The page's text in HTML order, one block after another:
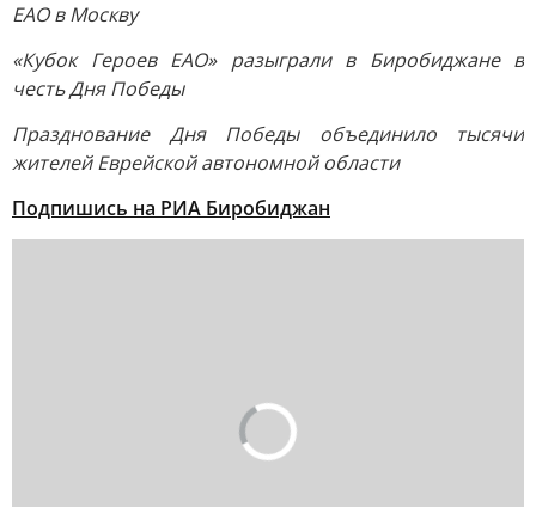
ЕАО в Москву
«Кубок Героев ЕАО» разыграли в Биробиджане в
честь Дня Победы
Празднование Дня Победы объединило тысячи
жителей Еврейской автономной области
Подпишись на РИА Биробиджан